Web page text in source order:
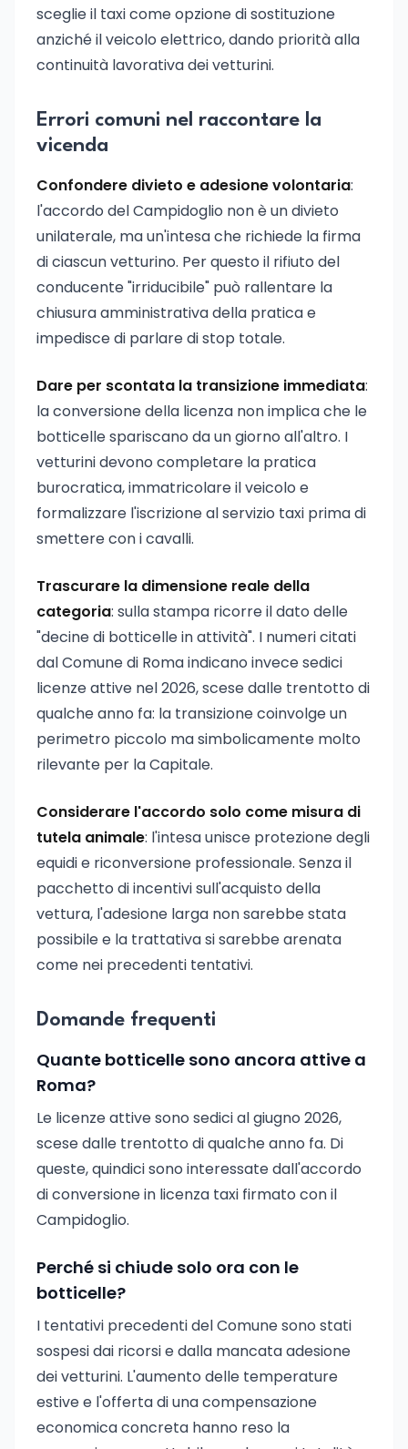
sceglie il taxi come opzione di sostituzione
anziché il veicolo elettrico, dando priorità alla
continuità lavorativa dei vetturini.
Errori comuni nel raccontare la
vicenda
Confondere divieto e adesione volontaria:
l'accordo del Campidoglio non è un divieto
unilaterale, ma un'intesa che richiede la firma
di ciascun vetturino. Per questo il rifiuto del
conducente "irriducibile" può rallentare la
chiusura amministrativa della pratica e
impedisce di parlare di stop totale.
Dare per scontata la transizione immediata:
la conversione della licenza non implica che le
botticelle spariscano da un giorno all'altro. I
vetturini devono completare la pratica
burocratica, immatricolare il veicolo e
formalizzare l'iscrizione al servizio taxi prima di
smettere con i cavalli.
Trascurare la dimensione reale della
categoria: sulla stampa ricorre il dato delle
"decine di botticelle in attività". I numeri citati
dal Comune di Roma indicano invece sedici
licenze attive nel 2026, scese dalle trentotto di
qualche anno fa: la transizione coinvolge un
perimetro piccolo ma simbolicamente molto
rilevante per la Capitale.
Considerare l'accordo solo come misura di
tutela animale: l'intesa unisce protezione degli
equidi e riconversione professionale. Senza il
pacchetto di incentivi sull'acquisto della
vettura, l'adesione larga non sarebbe stata
possibile e la trattativa si sarebbe arenata
come nei precedenti tentativi.
Domande frequenti
Quante botticelle sono ancora attive a
Roma?
Le licenze attive sono sedici al giugno 2026,
scese dalle trentotto di qualche anno fa. Di
queste, quindici sono interessate dall'accordo
di conversione in licenza taxi firmato con il
Campidoglio.
Perché si chiude solo ora con le
botticelle?
I tentativi precedenti del Comune sono stati
sospesi dai ricorsi e dalla mancata adesione
dei vetturini. L'aumento delle temperature
estive e l'offerta di una compensazione
economica concreta hanno reso la